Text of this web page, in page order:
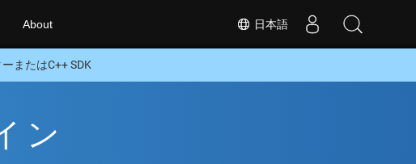
日本語
About
またはC++ SDK
ン